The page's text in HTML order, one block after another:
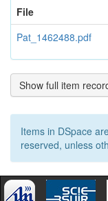
File
Pat_1462488.pdf
Show full item
Items in DSpace
reserved, unless